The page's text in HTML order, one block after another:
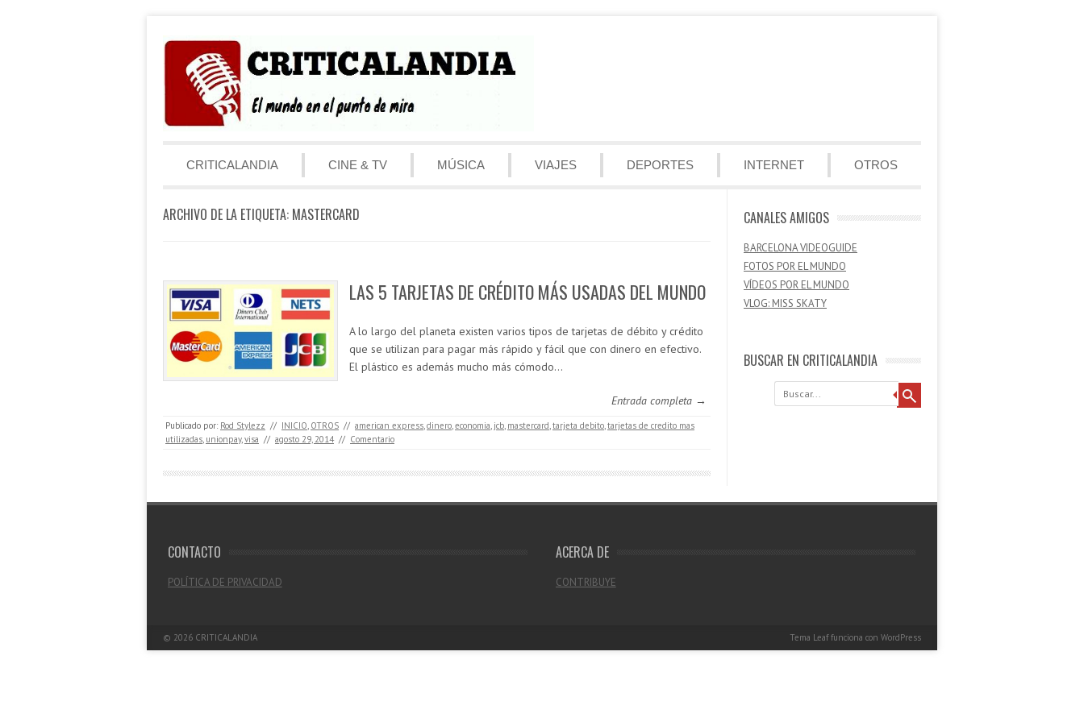
Menú
CRITICALANDIA
CINE & TV MÚSICA VIAJES DEPORTES INTERNET OTROS
ARCHIVO DE LA ETIQUETA: MASTERCARD
LAS 5 TARJETAS DE CRÉDITO MÁS USADAS DEL MUNDO
A lo largo del planeta existen varios tipos de tarjetas de débito y crédito
que se utilizan para pagar más rápido y fácil que con dinero en efectivo.
El plástico es además mucho más cómodo…
Entrada completa →
Publicado por: Rod Stylezz // INICIO, OTROS // american express,dinero,economia, jcb, mastercard,tarjeta debito,tarjetas de credito mas
utilizadas, unionpay,visa // agosto 29, 2014 // Comentario
CANALES AMIGOS
BARCELONA VIDEOGUIDE
FOTOS POR EL MUNDO
VÍDEOS POR EL MUNDO
VLOG: MISS SKATY
BUSCAR EN CRITICALANDIA
Buscar
CONTACTO
POLÍTICA DE PRIVACIDAD
ACERCA DE
CONTRIBUYE
© 2026 CRITICALANDIA Tema Leaffunciona con WordPress